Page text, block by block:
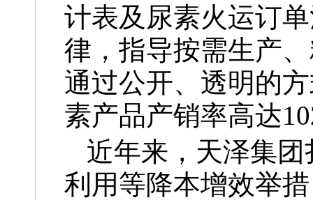
计表及尿素火运订
律，指导按需生产
通过公开、透明的
素产品产销率高达
近年来，天泽集
利用等降本增效举